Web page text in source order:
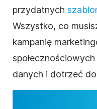
przydatnych
Wszystko, co
kampanię
danych i dotrzeć